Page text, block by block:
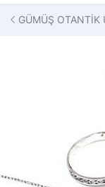
GÜMÜŞ OTANTİK